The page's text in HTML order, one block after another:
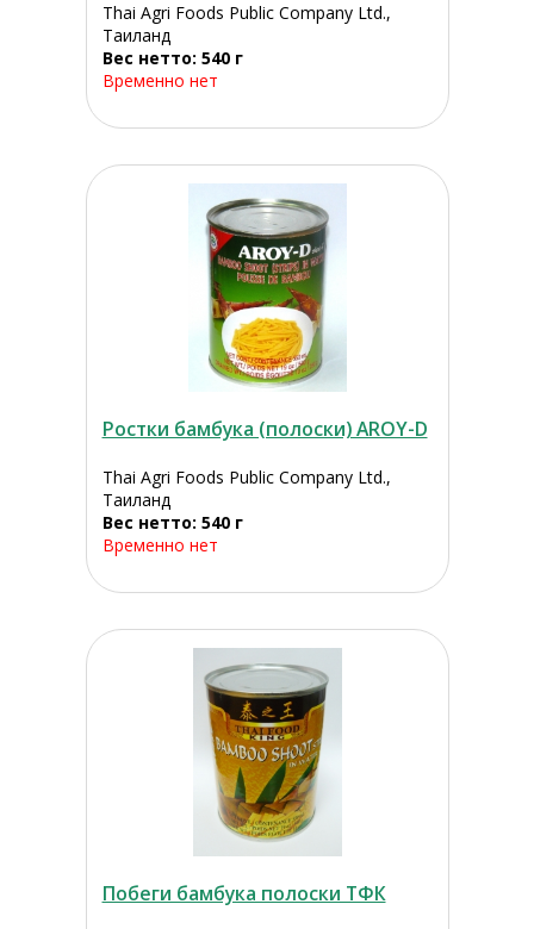
Thai Agri Foods Public Company Ltd.,
Таиланд
Вес нетто: 540 г
Временно нет
Ростки бамбука (полоски) AROY-D
Thai Agri Foods Public Company Ltd.,
Таиланд
Вес нетто: 540 г
Временно нет
Побеги бамбука полоски ТФК